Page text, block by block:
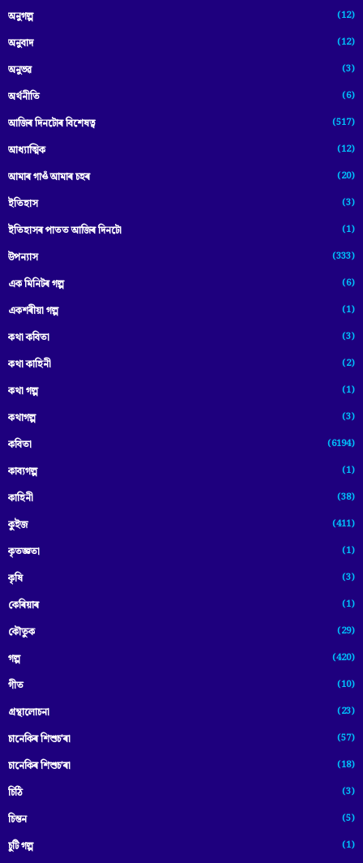
অনুগল্প (12)
অনুবাদ (12)
অনুভৱ (3)
অৰ্থনীতি (6)
আজিৰ দিনটোৰ বিশেষত্ব (517)
আধ্যাত্মিক (12)
আমাৰ গাওঁ আমাৰ চহৰ (20)
ইতিহাস (3)
ইতিহাসৰ পাতত আজিৰ দিনটো (1)
উপন্যাস (333)
এক মিনিটৰ গল্প (6)
একশৰীয়া গল্প (1)
কথা কবিতা (3)
কথা কাহিনী (2)
কথা গল্প (1)
কথাগল্প (3)
কবিতা (6194)
কাব্যগল্প (1)
কাহিনী (38)
কুইজ (411)
কৃতজ্ঞতা (1)
কৃষি (3)
কেৰিয়াৰ (1)
কৌতুক (29)
গল্প (420)
গীত (10)
গ্ৰন্থালোচনা (23)
চানেকিৰ শিশুচ'ৰা (57)
চানেকিৰ শিশুচ’ৰা (18)
চিঠি (3)
চিন্তন (5)
চুটি গল্প (1)